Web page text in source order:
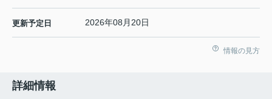
更新予定日 2026年08月20日
情報の見方
詳細情報